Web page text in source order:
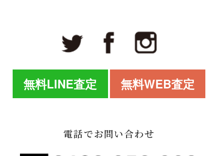
無料LINE査定 無料WEB査定
電話でお問い合わせ